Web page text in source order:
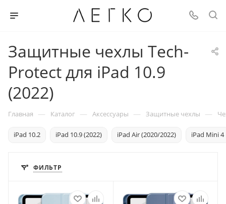
Защитные чехлы Tech-
Protect для iPad 10.9
(2022)
Главная — Каталог — Аксессуары — Защитные чехлы —
iPad 10.2 iPad 10.9 (2022) iPad Air (2020/2022) iPad Mini 4
ФИЛЬТР